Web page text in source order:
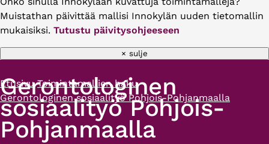
Muistathan päivittää mallisi Innokylän uuden tietomallin
mukaisiksi. Tutustu päivitysohjeeseen
× sulje
Murupolku
Etusivu Toimintamallien haku
Gerontologinen sosiaalityö Pohjois-Pohjanmaalla
Gerontologinen
sosiaalityö Pohjois-
Pohjanmaalla